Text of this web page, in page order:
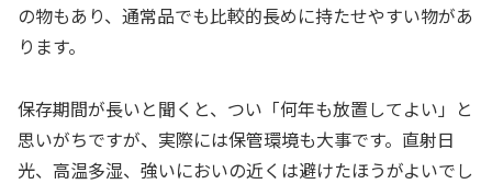
の物もあり、通常品でも比較的長めに持たせやすい物があ
ります。
保存期間が長いと聞くと、つい「何年も放置してよい」と
思いがちですが、実際には保管環境も大事です。直射日
光、高温多湿、強いにおいの近くは避けたほうがよいでし